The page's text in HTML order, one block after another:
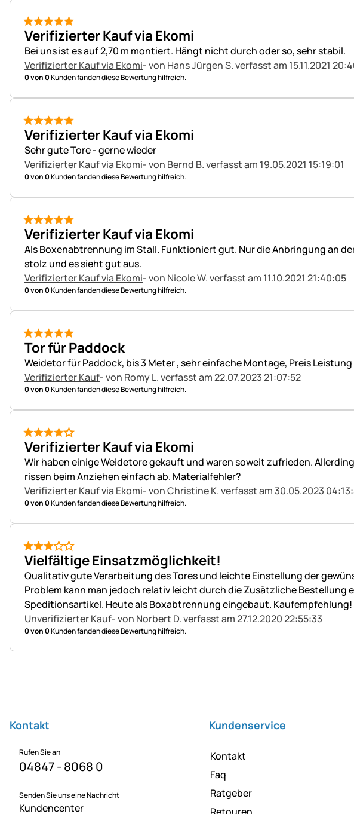
5 von 5
Verifizierter Kauf via Ekomi
Bei uns ist es auf 2,70 m montiert. Hängt nicht durch oder so, sehr stabil.
Verifizierter Kauf via Ekomi- von Hans Jürgen S.verfasst am 15.11.2021
0 von 0Kunden fanden diese Bewertung hilfreich.
5 von 5
Verifizierter Kauf via Ekomi
Sehr gute Tore - gerne wieder
Verifizierter Kauf via Ekomi- von Bernd B.verfasst am 19.05.2021 15:19:01
0 von 0Kunden fanden diese Bewertung hilfreich.
5 von 5
Verifizierter Kauf via Ekomi
Als Boxenabtrennung im Stall. Funktioniert gut. Nur die Anbringung an
stolz und es sieht gut aus.
Verifizierter Kauf via Ekomi- von Nicole W.verfasst am 11.10.2021 21:40:05
0 von 0Kunden fanden diese Bewertung hilfreich.
5 von 5
Tor für Paddock
Weidetor für Paddock, bis 3 Meter , sehr einfache Montage, Preis
Verifizierter Kauf- von Romy L.verfasst am 22.07.2023 21:07:52
0 von 0Kunden fanden diese Bewertung hilfreich.
4 von 5
Verifizierter Kauf via Ekomi
Wir haben einige Weidetore gekauft und waren soweit zufrieden.
rissen beim Anziehen einfach ab. Materialfehler?
Verifizierter Kauf via Ekomi- von Christine K.verfasst am 30.05.2023
0 von 0Kunden fanden diese Bewertung hilfreich.
3 von 5
Vielfältige Einsatzmöglichkeit!
Qualitativ gute Verarbeitung des Tores und leichte Einstellung der
Problem kann man jedoch relativ leicht durch die Zusätzliche Bestellung
Speditionsartikel. Heute als Boxabtrennung eingebaut. Kaufempfehlung!
Unverifizierter Kauf- von Norbert D.verfasst am 27.12.2020 22:55:33
0 von 0Kunden fanden diese Bewertung hilfreich.
Kontakt
Rufen Sie an
04847 - 8068 0
Senden Sie uns eine Nachricht
Kundencenter
Kundenservice
Kontakt
Faq
Ratgeber